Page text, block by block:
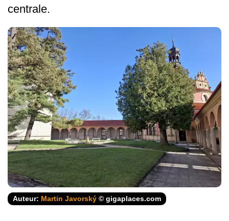
centrale.
Auteur: Martin Javorský © gigaplaces.com